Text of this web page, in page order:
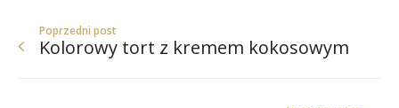
Poprzedni post
Kolorowy tort z kremem kokosowym